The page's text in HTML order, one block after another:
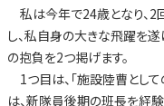
私は今年で24歳となり、2
し、私自身の大きな飛躍を
の抱負を2つ掲げます。
1つ目は、「施設陸曹として
は、新隊員後期の班長を経